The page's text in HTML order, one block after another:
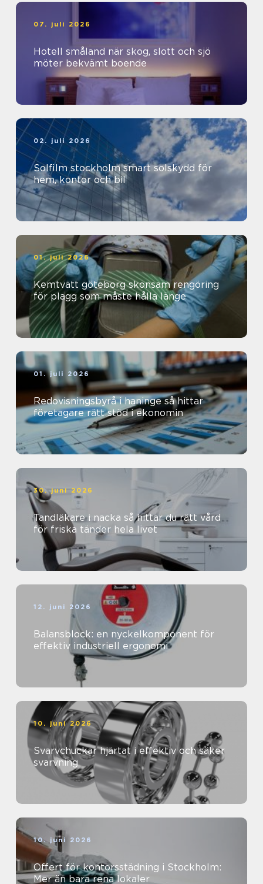
07. juli 2026
Hotell småland när skog, slott och sjö
möter bekvämt boende
02. juli 2026
Solfilm stockholm smart solskydd för
hem, kontor och bil
01. juli 2026
Kemtvätt göteborg skonsam rengöring
för plagg som måste hålla länge
01. juli 2026
Redovisningsbyrå i haninge så hittar
företagare rätt stöd i ekonomin
30. juni 2026
Tandläkare i nacka så hittar du rätt vård
för friska tänder hela livet
12. juni 2026
Balansblock: en nyckelkomponent för
effektiv industriell ergonomi
10. juni 2026
Svarvchuckar hjärtat i effektiv och säker
svarvning
10. juni 2026
Offert för kontorsstädning i Stockholm:
Mer än bara rena lokaler